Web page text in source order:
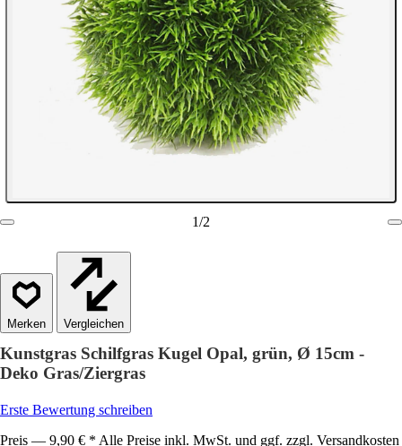
1/2
Vergleichen
Kunstgras Schilfgras Kugel Opal, grün, Ø 15cm -
Deko Gras/Ziergras
Erste Bewertung schreiben
Preis — 9,90 € * Alle Preise inkl. MwSt. und ggf. zzgl. Versandkosten